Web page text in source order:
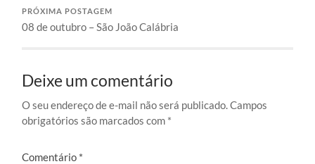
PRÓXIMA POSTAGEM
08 de outubro – São João Calábria
Deixe um comentário
O seu endereço de e-mail não será publicado. Campos
obrigatórios são marcados com *
Comentário *